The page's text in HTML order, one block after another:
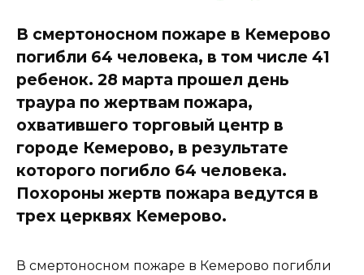
В смертоносном пожаре в Кемерово
погибли 64 человека, в том числе 41
ребенок. 28 марта прошел день
траура по жертвам пожара,
охватившего торговый центр в
городе Кемерово, в результате
которого погибло 64 человека.
Похороны жертв пожара ведутся в
трех церквях Кемерово.
В смертоносном пожаре в Кемерово погибли